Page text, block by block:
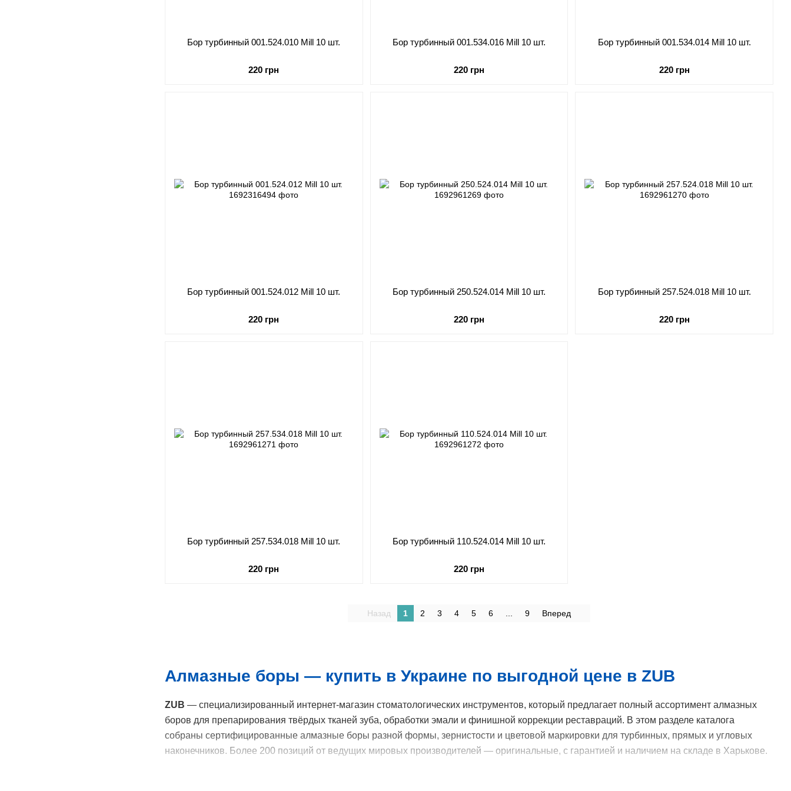
Алмазные боры — купить в Украине по выгодной цене в ZUB
ZUB — специализированный интернет-магазин стоматологических инструментов, который предлагает полный ассортимент алмазных
боров для препарирования твёрдых тканей зуба, обработки эмали и финишной коррекции реставраций. В этом разделе каталога
собраны сертифицированные алмазные боры разной формы, зернистости и цветовой маркировки для турбинных, прямых и угловых
наконечников. Более 200 позиций от ведущих мировых производителей — оригинальные, с гарантией и наличием на складе в Харькове.
Бор турбинный 001.524.010 Mill 10 шт.
220 грн
Бор турбинный 001.534.016 Mill 10 шт.
220 грн
Бор турбинный 001.534.014 Mill 10 шт.
220 грн
Бор турбинный 001.524.012 Mill 10 шт.
220 грн
Бор турбинный 250.524.014 Mill 10 шт.
220 грн
Бор турбинный 257.524.018 Mill 10 шт.
220 грн
Бор турбинный 257.534.018 Mill 10 шт.
220 грн
Бор турбинный 110.524.014 Mill 10 шт.
220 грн
Назад 1 2 3 4 5 6 9 Вперед